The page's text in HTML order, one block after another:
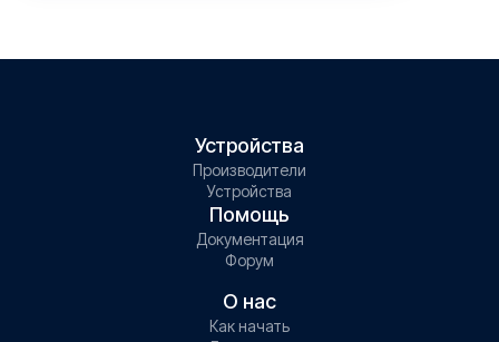
Устройства
Производители
Устройства
Помощь
Документация
Форум
О нас
Как начать